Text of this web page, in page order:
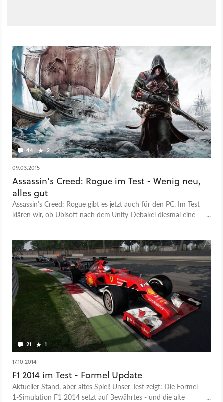
44 2
09.03.2015
Assassin's Creed: Rogue im Test - Wenig neu,
alles gut
Assassin’s Creed: Rogue gibt es jetzt auch für den PC. Im Test
klären wir, ob Ubisoft nach dem Unity-Debakel diesmal eine
21 1
17.10.2014
F1 2014 im Test - Formel Update
Aktueller Stand, aber altes Spiel! Unser Test zeigt: Die Formel-
1-Simulation F1 2014 setzt auf Bewährtes - und die alte